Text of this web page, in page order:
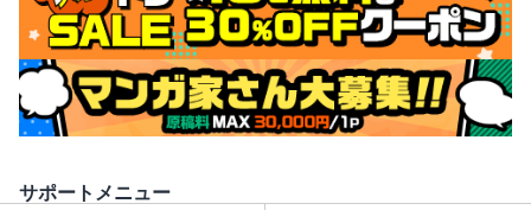
サポートメニュー